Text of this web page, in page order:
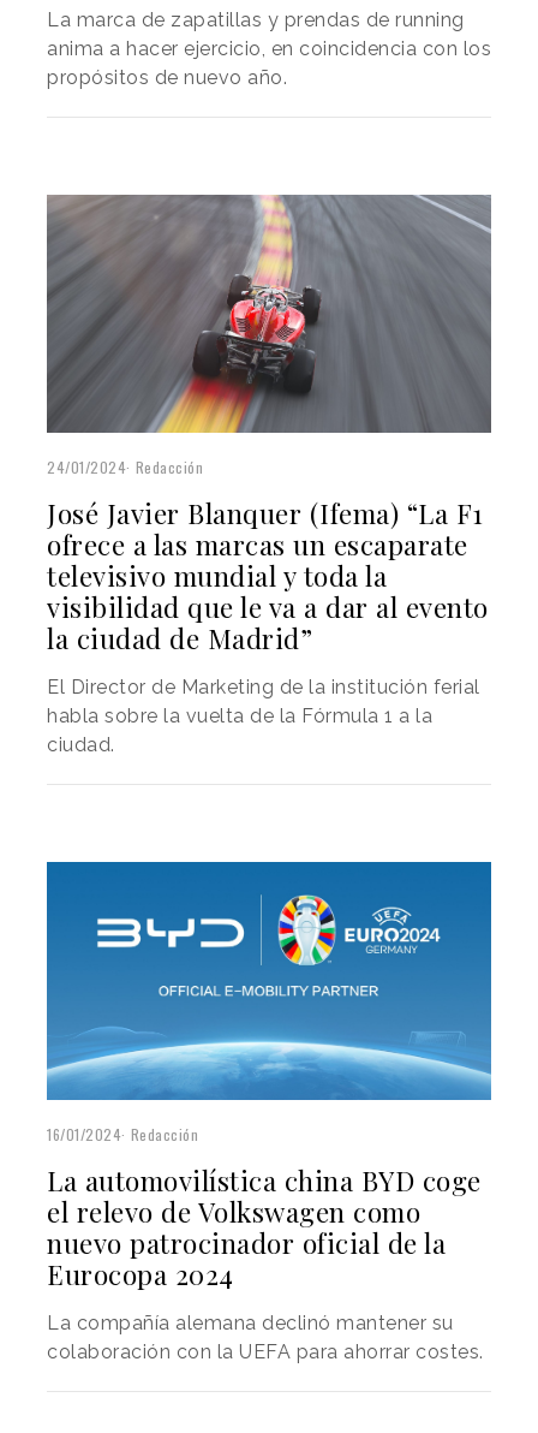
La marca de zapatillas y prendas de running
anima a hacer ejercicio, en coincidencia con los
propósitos de nuevo año.
24/01/2024 Redacción
José Javier Blanquer (Ifema) “La F1
ofrece a las marcas un escaparate
televisivo mundial y toda la
visibilidad que le va a dar al evento
la ciudad de Madrid”
El Director de Marketing de la institución ferial
habla sobre la vuelta de la Fórmula 1 a la
ciudad.
16/01/2024 Redacción
La automovilística china BYD coge
el relevo de Volkswagen como
nuevo patrocinador oficial de la
Eurocopa 2024
La compañía alemana declinó mantener su
colaboración con la UEFA para ahorrar costes.